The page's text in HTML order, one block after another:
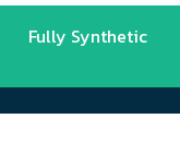
Fully Synthetic